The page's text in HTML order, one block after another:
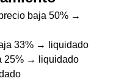
baja 50% →
33% → liquidado
25% → liquidado